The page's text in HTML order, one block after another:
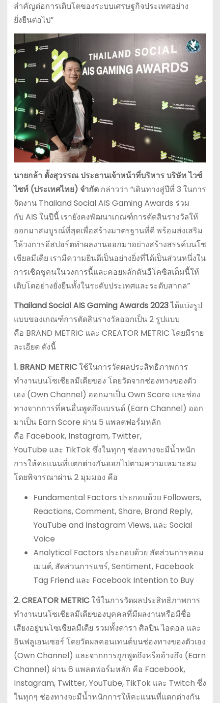
สำคัญต่อการเติบโตของระบบเศรษฐกิจประเทศอย่าง
ยั่งยืนต่อไป”
นายกล้า ตั้งสุวรรณ ประธานเจ้าหน้าที่บริหาร บริษัท ไวซ์
ไซท์ (ประเทศไทย) จำกัดกล่าวว่า “เดินทางสู่ปีที่ 3 ในการ
จัดงาน Thailand Social AIS Gaming Awards ร่วม
กับ AIS ในปีนี้ เรายังคงพัฒนาเกณฑ์การตัดสินรางวัลให้
ออกมาสมบูรณ์ที่สุดเพื่อสร้างมาตรฐานที่ดี พร้อมส่งเสริม
ให้วงการอีสปอร์ตทำผลงานออกมาอย่างสร้างสรรค์บนโซ
เชียลมีเดีย เรามีความยินดีเป็นอย่างยิ่งที่ได้เป็นส่วนหนึ่งใน
การเชิดชูคนในวงการนี้และคอยผลักดันอีโคซิสเต็มนี้ให้
เติบโตอย่างยั่งยืนทั้งในระดับประเทศและระดับสากล”
Thailand Social AIS Gaming Awards 2023ได้แบ่งรูป
แบบของเกณฑ์การตัดสินรางวัลออกเป็น 2 รูปแบบ
คือ BRAND METRIC และ CREATOR METRIC โดยมีราย
ละเอียด ดังนี้
1. BRAND METRICใช้ในการวัดผลประสิทธิภาพการ
ทำงานบนโซเชียลมีเดียของ โดยวัดจากช่องทางของตัว
เอง (Own Channel) ออกมาเป็น Own Score และช่อง
ทางจากการที่คนอื่นพูดถึงแบรนด์ (Earn Channel) ออก
มาเป็น Earn Score ผ่าน 5 แพลตฟอร์มหลัก
คือ Facebook, Instagram, Twitter,
YouTube และ TikTok ซึ่งในทุกๆ ช่องทางจะมีน้ำหนัก
การให้คะแนนที่แตกต่างกันออกไปตามความเหมาะสม
โดยพิจารณาผ่าน 2 มุมมอง คือ
Fundamental Factors ประกอบด้วย Followers,
Reactions, Comment, Share, Brand Reply,
YouTube and Instagram Views, และ Social
Voice
Analytical Factors ประกอบด้วย สัดส่วนการคอม
เมนต์, สัดส่วนการแชร์, Sentiment, Facebook
Tag Friend และ Facebook Intention to Buy
2. CREATOR METRICใช้ในการวัดผลประสิทธิภาพการ
ทำงานบนโซเชียลมีเดียของบุคคลที่มีผลงานหรือมีชื่อ
เสียงอยู่บนโซเชียลมีเดีย รวมทั้งดารา ศิลปิน ไอดอล และ
อินฟลูเอนเซอร์ โดยวัดผลคอนเทนต์บนช่องทางของตัวเอง
(Own Channel) และจากการถูกพูดถึงหรืออ้างถึง (Earn
Channel) ผ่าน 6 แพลตฟอร์มหลัก คือ Facebook,
Instagram, Twitter, YouTube, TikTok และ Twitch ซึ่ง
ในทุกๆ ช่องทางจะมีน้ำหนักการให้คะแนนที่แตกต่างกัน